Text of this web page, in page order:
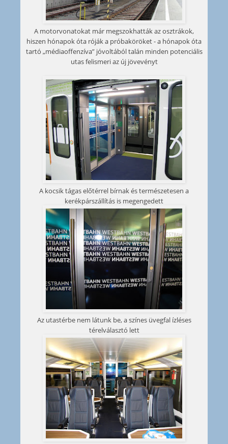
A motorvonatokat már megszokhatták az osztrákok,
hiszen hónapok óta róják a próbaköröket - a hónapok óta
tartó „médiaoffenzíva” jóvoltából talán minden potenciális
utas felismeri az új jövevényt
A kocsik tágas előtérrel bírnak és természetesen a
kerékpárszállítás is megengedett
Az utastérbe nem látunk be, a színes üvegfal ízléses
térelválasztó lett